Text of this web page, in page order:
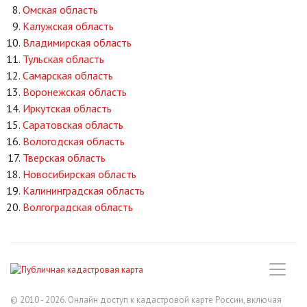
Омская область
Калужская область
Владимирская область
Тульская область
Самарская область
Воронежская область
Иркутская область
Саратовская область
Вологодская область
Тверская область
Новосибирская область
Калининградская область
Волгоградская область
© 2010 - 2026. Онлайн доступ к кадастровой карте России, включая